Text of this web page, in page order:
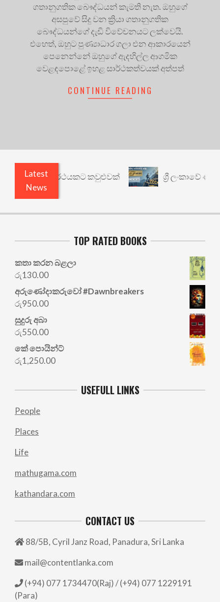
ගතානුගතික බෞද්ධයන් කැමති නැත. ඔහුගේ
අසපුවේ සිදු වන ක්‍රියා ගතානුගතික
බෞද්ධයන්ගේ දැඩි විවේචනයට ලක්වෙයි.
එහෙත්, ඔහුට පුණ්‍යාධාර ගලා එන ආකාරයෙන්
පෙනෙන්නේ ඔහුගේ ඇදහිල්ල ආගමික
වෙළඳපොළේ ඉහළ සාර්ථකත්වයක් අත්පත්
CONTINUE READING
Latest
News
වෙනත් යථාර්ථයකට කවුළුවක් ශ්‍රී ලංකාවේ ණය
TOP RATED BOOKS
කතා කරන බළලා
රු130.00
අරු‍ණෝදාකරුවෝ #Dawnbreakers
රු950.00
සුදුරු අබා
රු550.00
කේ පොයින්ට්
රු1,250.00
USEFULL LINKS
People
Places
Life
mathugama.com
kathandara.com
CONTACT US
88/5B, Cyril Janz Road, Panadura, Sri Lanka
mail@contentlanka.com
(+94) 077 1734470(Raj) / (+94) 077 1229191
(Para)